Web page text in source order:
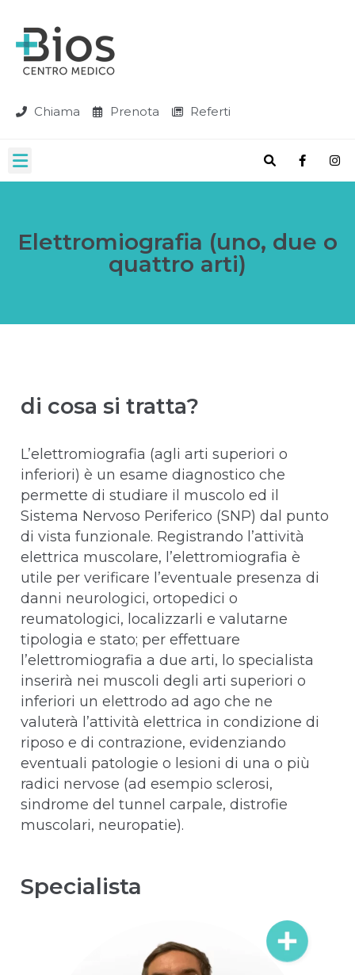
Chiama Prenota Referti
Elettromiografia (uno, due o
quattro arti)
di cosa si tratta?
L’elettromiografia (agli arti superiori o
inferiori) è un esame diagnostico che
permette di studiare il muscolo ed il
Sistema Nervoso Periferico (SNP) dal punto
di vista funzionale. Registrando l’attività
elettrica muscolare, l’elettromiografia è
utile per verificare l’eventuale presenza di
danni neurologici, ortopedici o
reumatologici, localizzarli e valutarne
tipologia e stato; per effettuare
l’elettromiografia a due arti, lo specialista
inserirà nei muscoli degli arti superiori o
inferiori un elettrodo ad ago che ne
valuterà l’attività elettrica in condizione di
riposo e di contrazione, evidenziando
eventuali patologie o lesioni di una o più
radici nervose (ad esempio sclerosi,
sindrome del tunnel carpale, distrofie
muscolari, neuropatie).
Specialista